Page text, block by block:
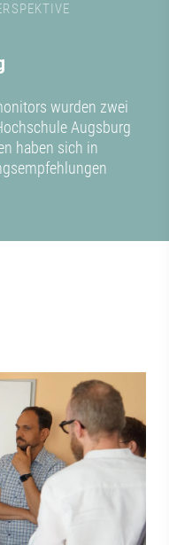
wurden zwei
Augsburg
haben sich in